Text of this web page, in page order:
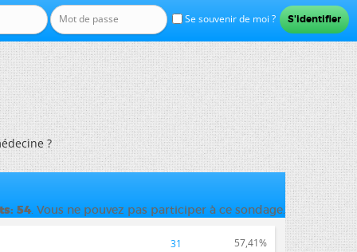
Se souvenir de moi ?
?
54. Vous ne pouvez pas participer à ce sondage.
31 57,41%